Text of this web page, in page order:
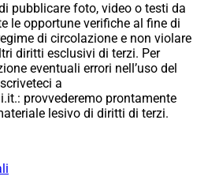
pubblicare foto, video o testi da
le opportune verifiche al fine di
di circolazione e non violare
diritti esclusivi di terzi. Per
eventuali errori nell’uso del
a
provvederemo prontamente
lesivo di diritti di terzi.